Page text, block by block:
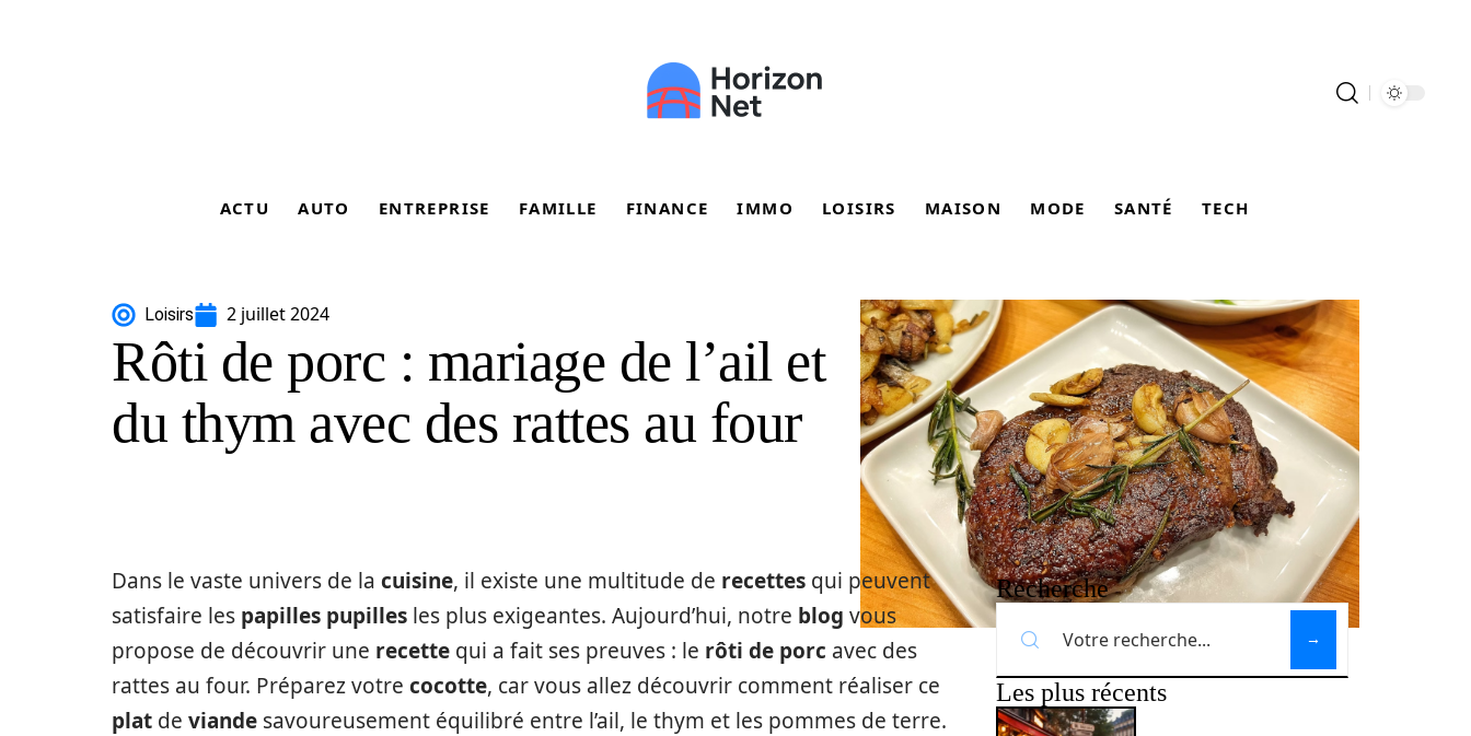
ACTU AUTO ENTREPRISE FAMILLE FINANCE IMMO LOISIRS MAISON MODE SANTÉ TECH
Loisirs 2 juillet 2024
Rôti de porc : mariage de l’ail et
du thym avec des rattes au four
Dans le vaste univers de la cuisine, il existe une multitude de recettes qui peuvent
satisfaire les papilles pupilles les plus exigeantes. Aujourd’hui, notre blog vous
propose de découvrir une recette qui a fait ses preuves : le rôti de porc avec des
rattes au four. Préparez votre cocotte, car vous allez découvrir comment réaliser ce
plat de viande savoureusement équilibré entre l’ail, le thym et les pommes de terre.
Recherche
Les plus récents